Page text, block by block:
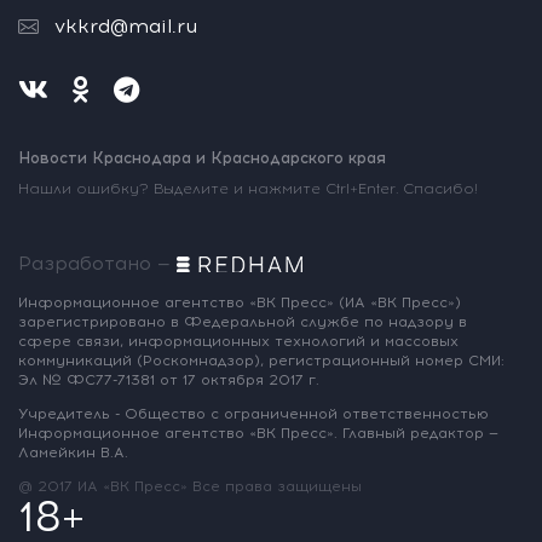
vkkrd@mail.ru
Новости Краснодара и Краснодарского края
Нашли ошибку? Выделите и нажмите Ctrl+Enter. Спасибо!
Разработано —
Информационное агентство «ВК Пресс» (ИА «ВК Пресс»)
зарегистрировано в Федеральной службе по надзору в
сфере связи, информационных технологий и массовых
коммуникаций (Роскомнадзор), регистрационный номер СМИ:
Эл № ФС77-71381 от 17 октября 2017 г.
Учредитель - Общество с ограниченной ответственностью
Информационное агентство «ВК Пресс». Главный редактор —
Ламейкин В.А.
@ 2017 ИА «ВК Пресс» Все права защищены
18+